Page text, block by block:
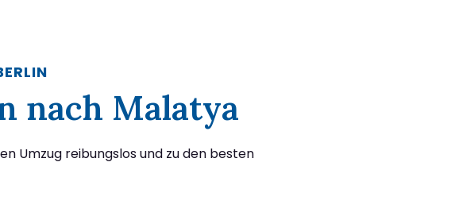
nach Malatya
Umzug reibungslos und zu den besten